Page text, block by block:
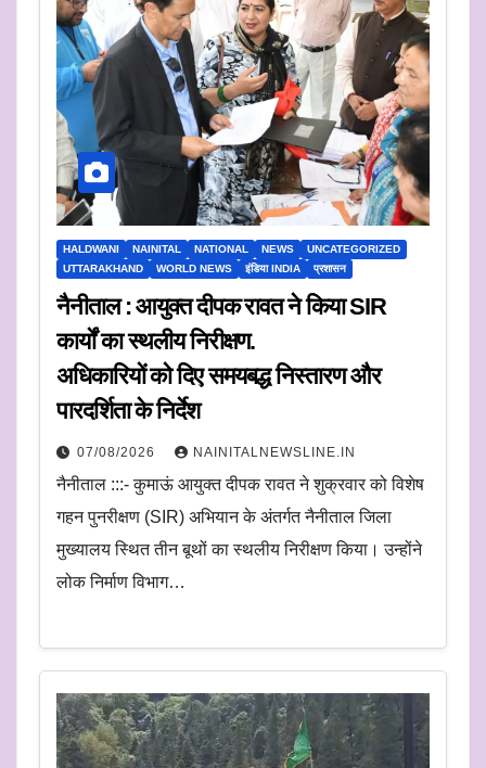
HALDWANI NAINITAL NATIONAL NEWS
UNCATEGORIZED
UTTARAKHAND
WORLD NEWS इंडिया INDIA प्रशासन
नैनीताल : आयुक्त दीपक रावत ने किया SIR
कार्यों का स्थलीय निरीक्षण.
अधिकारियों को दिए समयबद्ध निस्तारण और
पारदर्शिता के निर्देश
07/08/2026 NAINITALNEWSLINE.IN
नैनीताल :::- कुमाऊं आयुक्त दीपक रावत ने शुक्रवार को विशेष
गहन पुनरीक्षण (SIR) अभियान के अंतर्गत नैनीताल जिला
मुख्यालय स्थित तीन बूथों का स्थलीय निरीक्षण किया। उन्होंने
लोक निर्माण विभाग…